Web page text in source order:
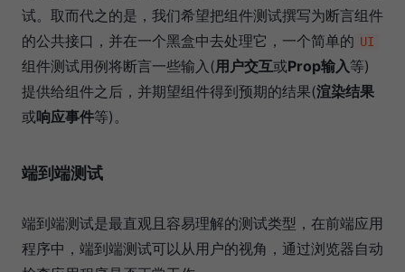
试。取而代之的是，我们希望把组件测试撰写为断言组件
的公共接口，并在一个黑盒中去处理它，一个简单的 UI
组件测试用例将断言一些输入(用户交互或Prop输入 等)
提供给组件之后，并期望组件得到预期的结果(渲染结果
或响应事件等)。
端到端测试
端到端测试是最直观且容易理解的测试类型，在前端应用
程序中，端到端测试可以从用户的视角，通过浏览器自动